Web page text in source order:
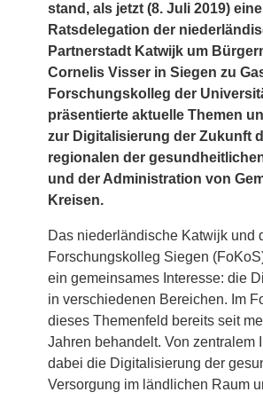
stand, als jetzt (8. Juli 2019) eine
Ratsdelegation der
Partnerstadt Katwijk um
Cornelis Visser in Siegen zu
Forschungskolleg der
präsentierte aktuelle Themen
zur Digitalisierung der Zukunft
regionalen der
und der Administration von
Kreisen.
Das niederländische Katwijk und
Forschungskolleg Siegen
ein gemeinsames Interesse: die
in verschiedenen Bereichen. Im
dieses Themenfeld bereits seit
Jahren behandelt. Von zentralem
dabei die Digitalisierung der
Versorgung im ländlichen Raum